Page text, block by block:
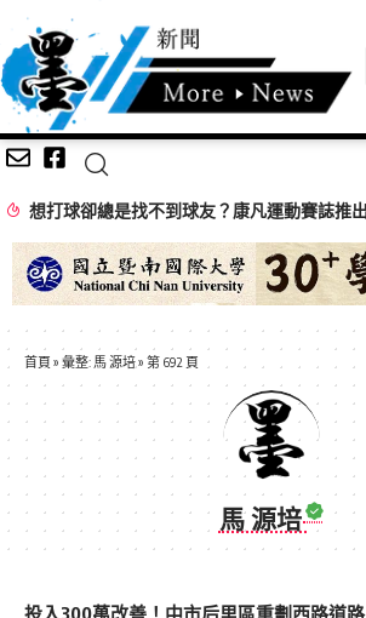
首頁 » 彙整: 馬 源培» 第 692 頁
馬 源培
投入300萬改善！中市后里區重劃西路道路